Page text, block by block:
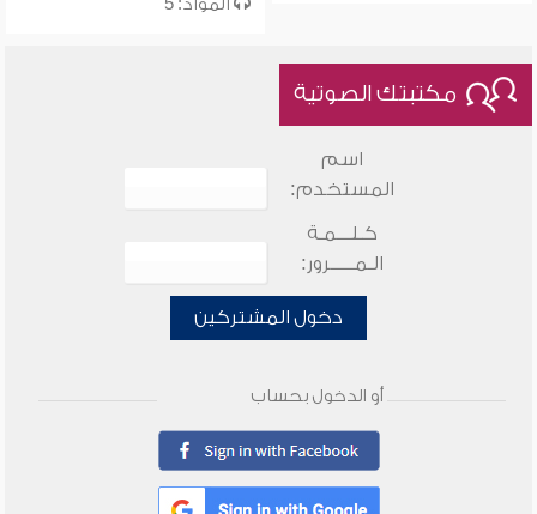
المواد: 5
مكتبتك الصوتية
اسم
المستخدم:
كـلـــمـة
الـمـــــرور:
دخول المشتركين
أو الدخول بحساب